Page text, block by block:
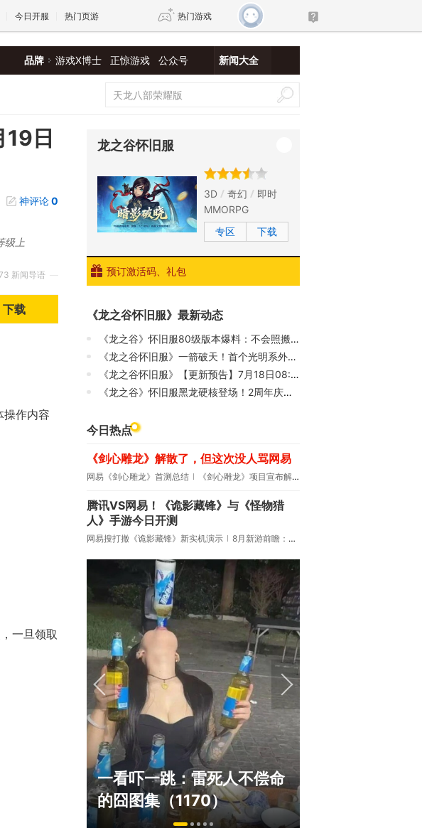
今日开服 热门页游 热门游戏
新仙侠5
品牌 游戏X博士 正惊游戏 公众号 新闻大全
日
神评论0
新闻导语
级上
下载
操作内容
一旦领取
龙之谷怀旧服
3D 奇幻
即时
MMORPG
专区
下载
预订激活码、礼包
《龙之谷怀旧服》最新动态
《龙之谷》怀旧服80级版本爆料：不会照搬正式服，这次要玩点不一样的
《龙之谷怀旧服》一箭破天！首个光明系外传职业「银色猎人」预约开启！
《龙之谷怀旧服》【更新预告】7月18日08:55版本更新至Ver.573
《龙之谷》怀旧服黑龙硬核登场！2周年庆典预热开启！
今日热点
《剑心雕龙》解散了，但这次没人骂网易
网易《剑心雕龙》首测总结 《剑心雕龙》项目宣布解散
腾讯VS网易！《诡影藏锋》与《怪物猎
人》手游今日开测
网易搜打撤《诡影藏锋》新实机演示 8月新游前瞻：《诡秘之主》领衔
大区火
一看吓一跳：雷死人不偿命
的囧图集（1170）